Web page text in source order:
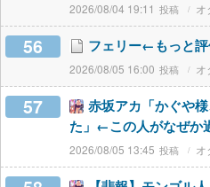
2026/08/04 19:11 オ
56 フェリー←もっと
2026/08/05 16:00 オ
57
赤坂アカ「かぐや
た」←この人がなぜか
2026/08/05 13:45 オ